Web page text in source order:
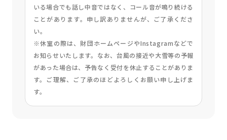
いる場合でも話し中音ではなく、コール音が鳴り続ける
ことがあります。申し訳ありませんが、ご了承くださ
い。
※休室の際は、財団ホームページやInstagramなどで
お知らせいたします。なお、台風の接近や大雪等の予報
があった場合は、予告なく受付を休止することがありま
す。ご理解、ご了承のほどよろしくお願い申し上げま
す。